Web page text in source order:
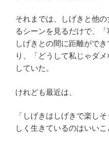
それまでは、しげきと他
るシーンを見るだけで、「
しげきとの間に距離がで
り、「どうして私じゃダ
していた。
けれども最近は、
「しげきはしげきで楽し
しく生きているのはいいこ